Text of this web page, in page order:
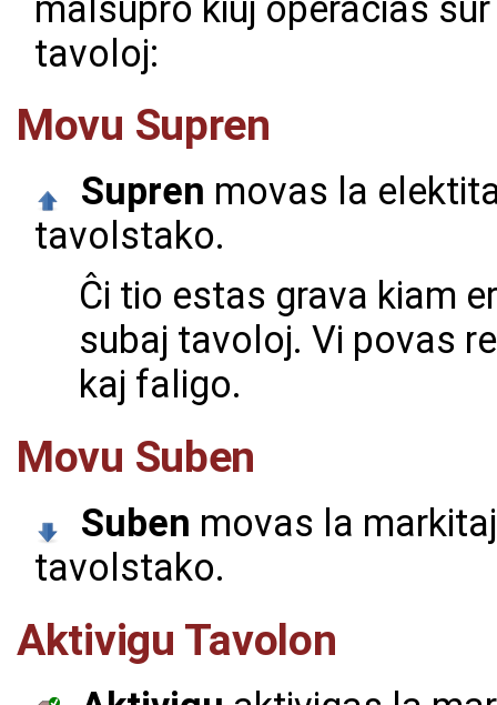
tavoloj:
Movu Supren
Supren movas la
tavolstako.
Ĉi tio estas grava kiam
subaj tavoloj. Vi povas
kaj faligo.
Movu Suben
Suben movas la
tavolstako.
Aktivigu Tavolon